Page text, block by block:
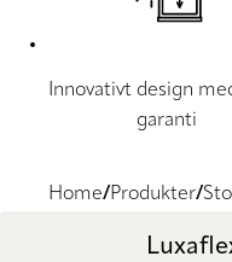
Innovativt design
garanti
Home Produkter